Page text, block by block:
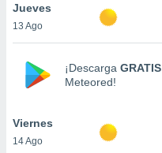
aceptar
de
Jueves
13 Ago
¡Descarga GRATIS
Meteored!
Viernes
14 Ago